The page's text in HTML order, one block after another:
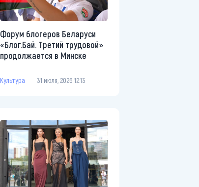
Форум блогеров Беларуси
«Блог.Бай. Третий трудовой»
продолжается в Минске
Культура 31 июля, 2026 12:13